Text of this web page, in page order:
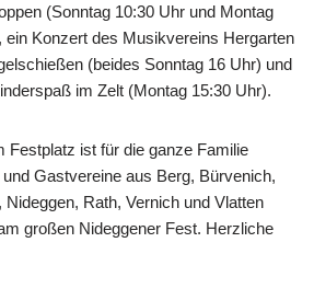
(Sonntag 10:30 Uhr und Montag
ein Konzert des Musikvereins Hergarten
(beides Sonntag 16 Uhr) und
im Zelt (Montag 15:30 Uhr).
Festplatz ist für die ganze Familie
Gastvereine aus Berg, Bürvenich,
Rath, Vernich und Vlatten
großen Nideggener Fest. Herzliche